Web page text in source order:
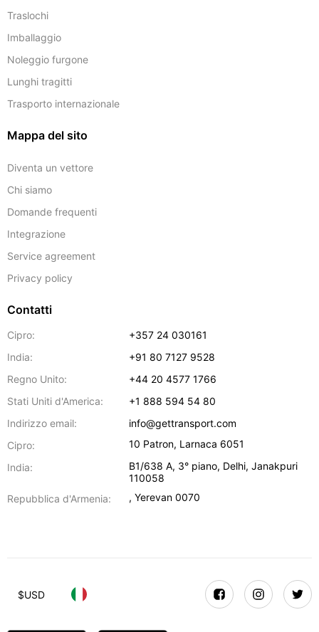
Traslochi
Imballaggio
Noleggio furgone
Lunghi tragitti
Trasporto internazionale
Mappa del sito
Diventa un vettore
Chi siamo
Domande frequenti
Integrazione
Service agreement
Privacy policy
Contatti
Cipro:
+357 24 030161
India:
+91 80 7127 9528
Regno Unito:
+44 20 4577 1766
Stati Uniti d'America:
+1 888 594 54 80
Indirizzo email:
info@gettransport.com
Cipro:
10 Patron, Larnaca 6051
India:
B1/638 A, 3° piano, Delhi,Janakpuri
110058
Repubblica d'Armenia:
,Yerevan 0070
$USD